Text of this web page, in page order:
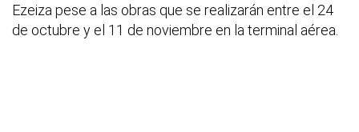
Ezeiza pese a las obras que se realizarán entre el 24
de octubre y el 11 de noviembre en la terminal aérea.